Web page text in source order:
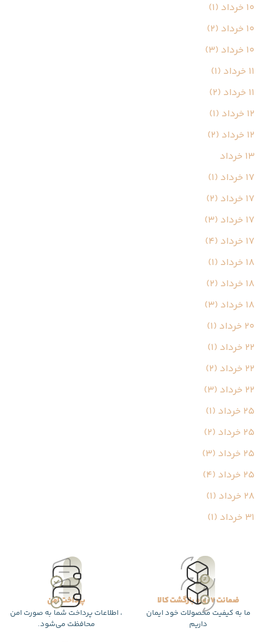
10 خرداد (1)
10 خرداد (2)
10 خرداد (3)
11 خرداد (1)
11 خرداد (2)
12 خرداد (1)
12 خرداد (2)
13 خرداد
17 خرداد (1)
17 خرداد (2)
17 خرداد (3)
17 خرداد (4)
18 خرداد (1)
18 خرداد (2)
18 خرداد (3)
20 خرداد (1)
22 خرداد (1)
22 خرداد (2)
22 خرداد (3)
25 خرداد (1)
25 خرداد (2)
25 خرداد (3)
25 خرداد (4)
28 خرداد (1)
31 خرداد (1)
ضمانت 7 روزه بازگشت کالا
ما به کیفیت محصولات خود ایمان
داریم
پرداخت امن
، اطلاعات پرداخت شما به صورت امن
محافظت می‌شود.